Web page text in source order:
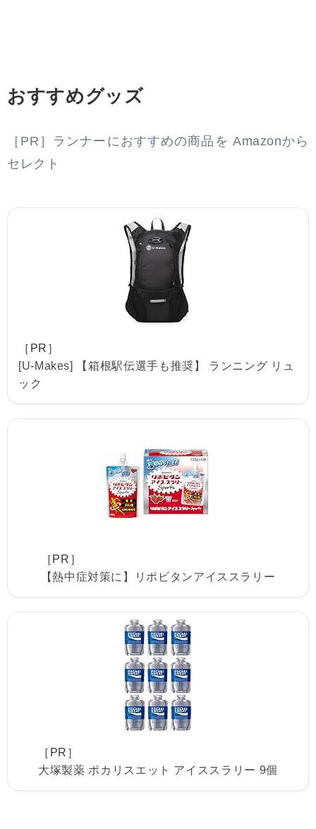
おすすめグッズ
［PR］ランナーにおすすめの商品を Amazonから
セレクト
［PR］
[U-Makes] 【箱根駅伝選手も推奨】 ランニング リュ
ック
［PR］
【熱中症対策に】リポビタンアイススラリー
［PR］
大塚製薬 ポカリスエット アイススラリー 9個